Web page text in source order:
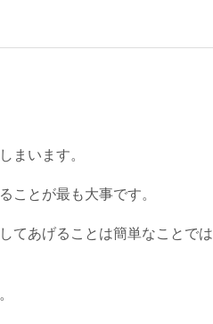
まいます。
ことが最も大事です。
てあげることは簡単なことでは